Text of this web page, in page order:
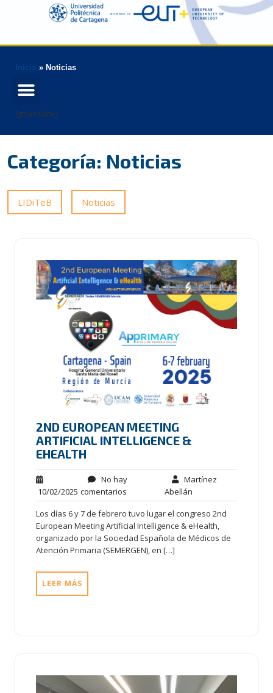
Inicio » Noticias
[gtranslate]
Categoría: Noticias
LIDiTeB Noticias
2ND EUROPEAN MEETING
ARTIFICIAL INTELLIGENCE &
EHEALTH
10/02/2025
No hay
comentarios
Martínez
Abellán
Los días 6 y 7 de febrero tuvo lugar el congreso 2nd
European Meeting Artificial Intelligence & eHealth,
organizado por la Sociedad Española de Médicos de
Atención Primaria (SEMERGEN), en […]
LEER MÁS